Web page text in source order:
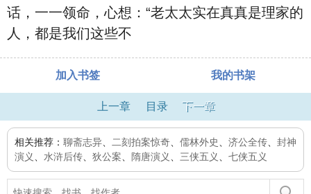
话，一一领命，心想：“老太太实在真真是理家的
人，都是我们这些不
加入书签 我的书架
上一章 目录 下一章
相关推荐： 聊斋志异 二刻拍案惊奇 儒林外史 济公全传
封神
演义
水浒后传 狄公案 隋唐演义 三侠五义 七侠五义